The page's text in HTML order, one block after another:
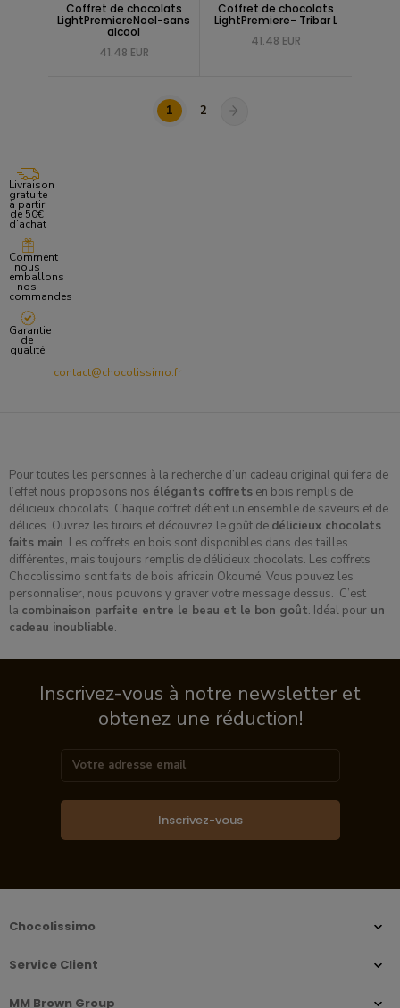
Coffret de chocolats
LightPremiereNoel-sans
alcool
41.48 EUR
Coffret de chocolats
LightPremiere- Tribar L
41.48 EUR
1 2
Livraison
gratuite
à partir
de 50€
d’achat
Comment
nous
emballons
nos
commandes
Garantie
de
qualité
contact@chocolissimo.fr
Pour toutes les personnes à la recherche d’un cadeau original qui fera de
l’effet nous proposons nos élégants coffrets en bois remplis de
délicieux chocolats. Chaque coffret détient un ensemble de saveurs et de
délices. Ouvrez les tiroirs et découvrez le goût de délicieux chocolats
faits main. Les coffrets en bois sont disponibles dans des tailles
différentes, mais toujours remplis de délicieux chocolats. Les coffrets
Chocolissimo sont faits de bois africain Okoumé. Vous pouvez les
personnaliser, nous pouvons y graver votre message dessus. C’est
la combinaison parfaite entre le beau et le bon goût. Idéal pour un
cadeau inoubliable.
Inscrivez-vous à notre newsletter et
obtenez une réduction!
Inscrivez-vous
Chocolissimo
Service Client
MM Brown Group